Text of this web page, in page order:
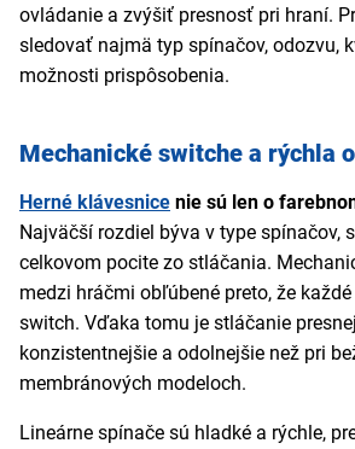
ovládanie a zvýšiť presnosť pri hraní.
sledovať najmä typ spínačov, odozvu,
možnosti prispôsobenia.
Mechanické switche a rýchla
Herné klávesnice nie sú len o
Najväčší rozdiel býva v type spínačov,
celkovom pocite zo stláčania.
medzi hráčmi obľúbené preto, že
switch. Vďaka tomu je stláčanie
konzistentnejšie a odolnejšie než pri
membránových modeloch.
Lineárne spínače sú hladké a rýchle,